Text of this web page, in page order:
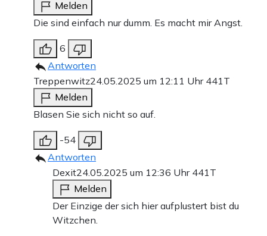
Melden
Die sind einfach nur dumm. Es macht mir Angst.
6
Antworten
Treppenwitz24.05.2025 um 12:11 Uhr 441T
Melden
Blasen Sie sich nicht so auf.
-54
Antworten
Dexit24.05.2025 um 12:36 Uhr 441T
Melden
Der Einzige der sich hier aufplustert bist du
Witzchen.